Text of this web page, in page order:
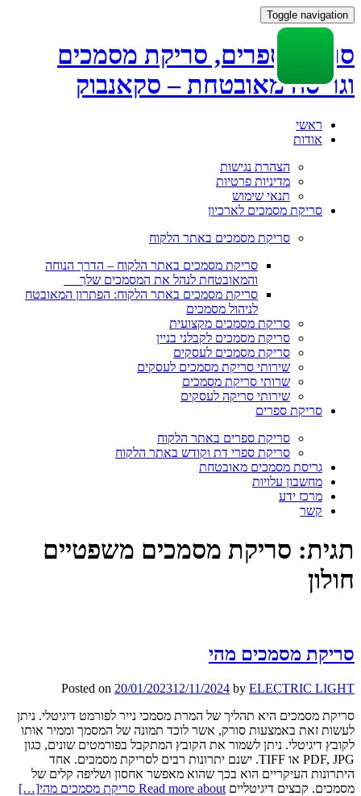
Toggle navigation
סריקת ספרים, סריקת מסמכים
וגריסה מאובטחת – סקאנבוק
Skip
ראשי
אודות
הצהרת נגישות
מדיניות פרטיות
תנאי שימוש
סריקת מסמכים לארכיון
סריקת מסמכים באתר הלקוח
סריקת מסמכים באתר הלקוח – הדרך הנוחה
והמאובטחת לנהל את המסמכים שלך
סריקת מסמכים באתר הלקוח: הפתרון המאובטח
לניהול מסמכים
סריקת מסמכים מקצועית
סריקת מסמכים לקבלני בניין
סריקת מסמכים לעסקים
שירותי סריקת מסמכים לעסקים
שרותי סריקת מסמכים
שירותי סריקה לעסקים
סריקת ספרים
סריקת ספרים באתר הלקוח
סריקת ספרי דת וקודש באתר הלקוח
גריסת מסמכים מאובטחת
מחשבון עלויות
מרכז ידע
קשר
תגית: סריקת מסמכים משפטיים
חולון
סריקת מסמכים מהי
Posted on 20/01/202312/11/2024 by ELECTRIC LIGHT
סריקת מסמכים היא תהליך של המרת מסמכי נייר לפורמט דיגיטלי. ניתן
לעשות זאת באמצעות סורק, אשר לוכד תמונה של המסמך וממיר אותו
לקובץ דיגיטלי. ניתן לשמור את הקובץ המתקבל בפורמטים שונים, כגון
PDF, JPG או TIFF. ישנם יתרונות רבים לסריקת מסמכים. אחד
היתרונות העיקריים הוא בכך שהוא מאפשר אחסון ושליפה קלים של
מסמכים. קבצים דיגיטליים Read more about סריקת מסמכים מהי
[…]